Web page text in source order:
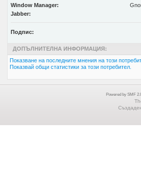
Window Manager:
Jabber:
Подпис:
ДОПЪЛНИТЕЛНА ИНФОРМАЦИЯ:
Показване на последните мнения на този
Показвай общи статистики за този потребител.
Powered by SMF